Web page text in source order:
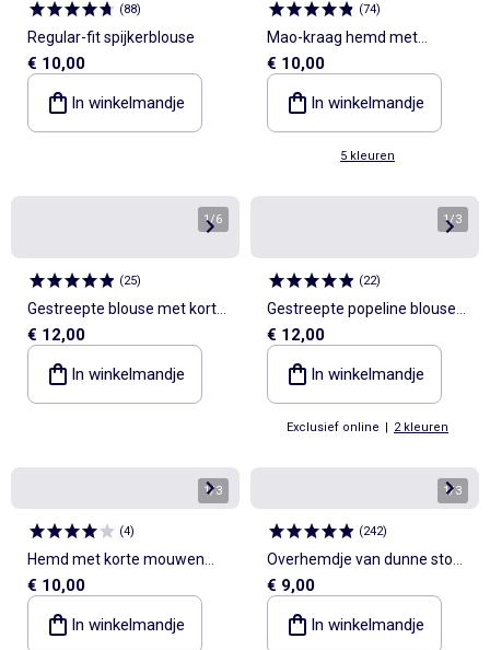
(88)
Regular-fit spijkerblouse
€ 10,00
In winkelmandje
(74)
Mao-kraag hemd met
oprolbare mouwen
€ 10,00
In winkelmandje
5 kleuren
1/6
(25)
Gestreepte blouse met korte
mouwen en gerimpelde
onderkant
€ 12,00
In winkelmandje
1/3
(22)
Gestreepte popeline blouse
met Peter Pan-kraag
€ 12,00
In winkelmandje
Exclusief online | 2 kleuren
1/3
(4)
Hemd met korte mouwen
van seersucker
€ 10,00
In winkelmandje
1/3
(242)
Overhemdje van dunne stof
met maokraag
€ 9,00
In winkelmandje